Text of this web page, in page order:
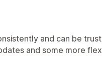
and can be
and some more